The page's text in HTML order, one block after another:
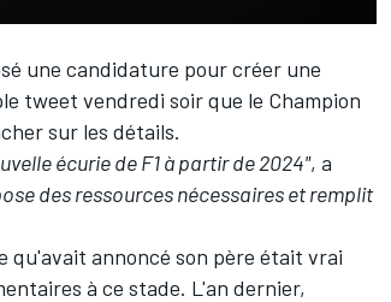
une candidature pour créer une
tweet vendredi soir que le Champion
sur les détails.
écurie de F1 à partir de 2024", a
des ressources nécessaires et remplit
qu'avait annoncé son père était vrai
à ce stade. L'an dernier,